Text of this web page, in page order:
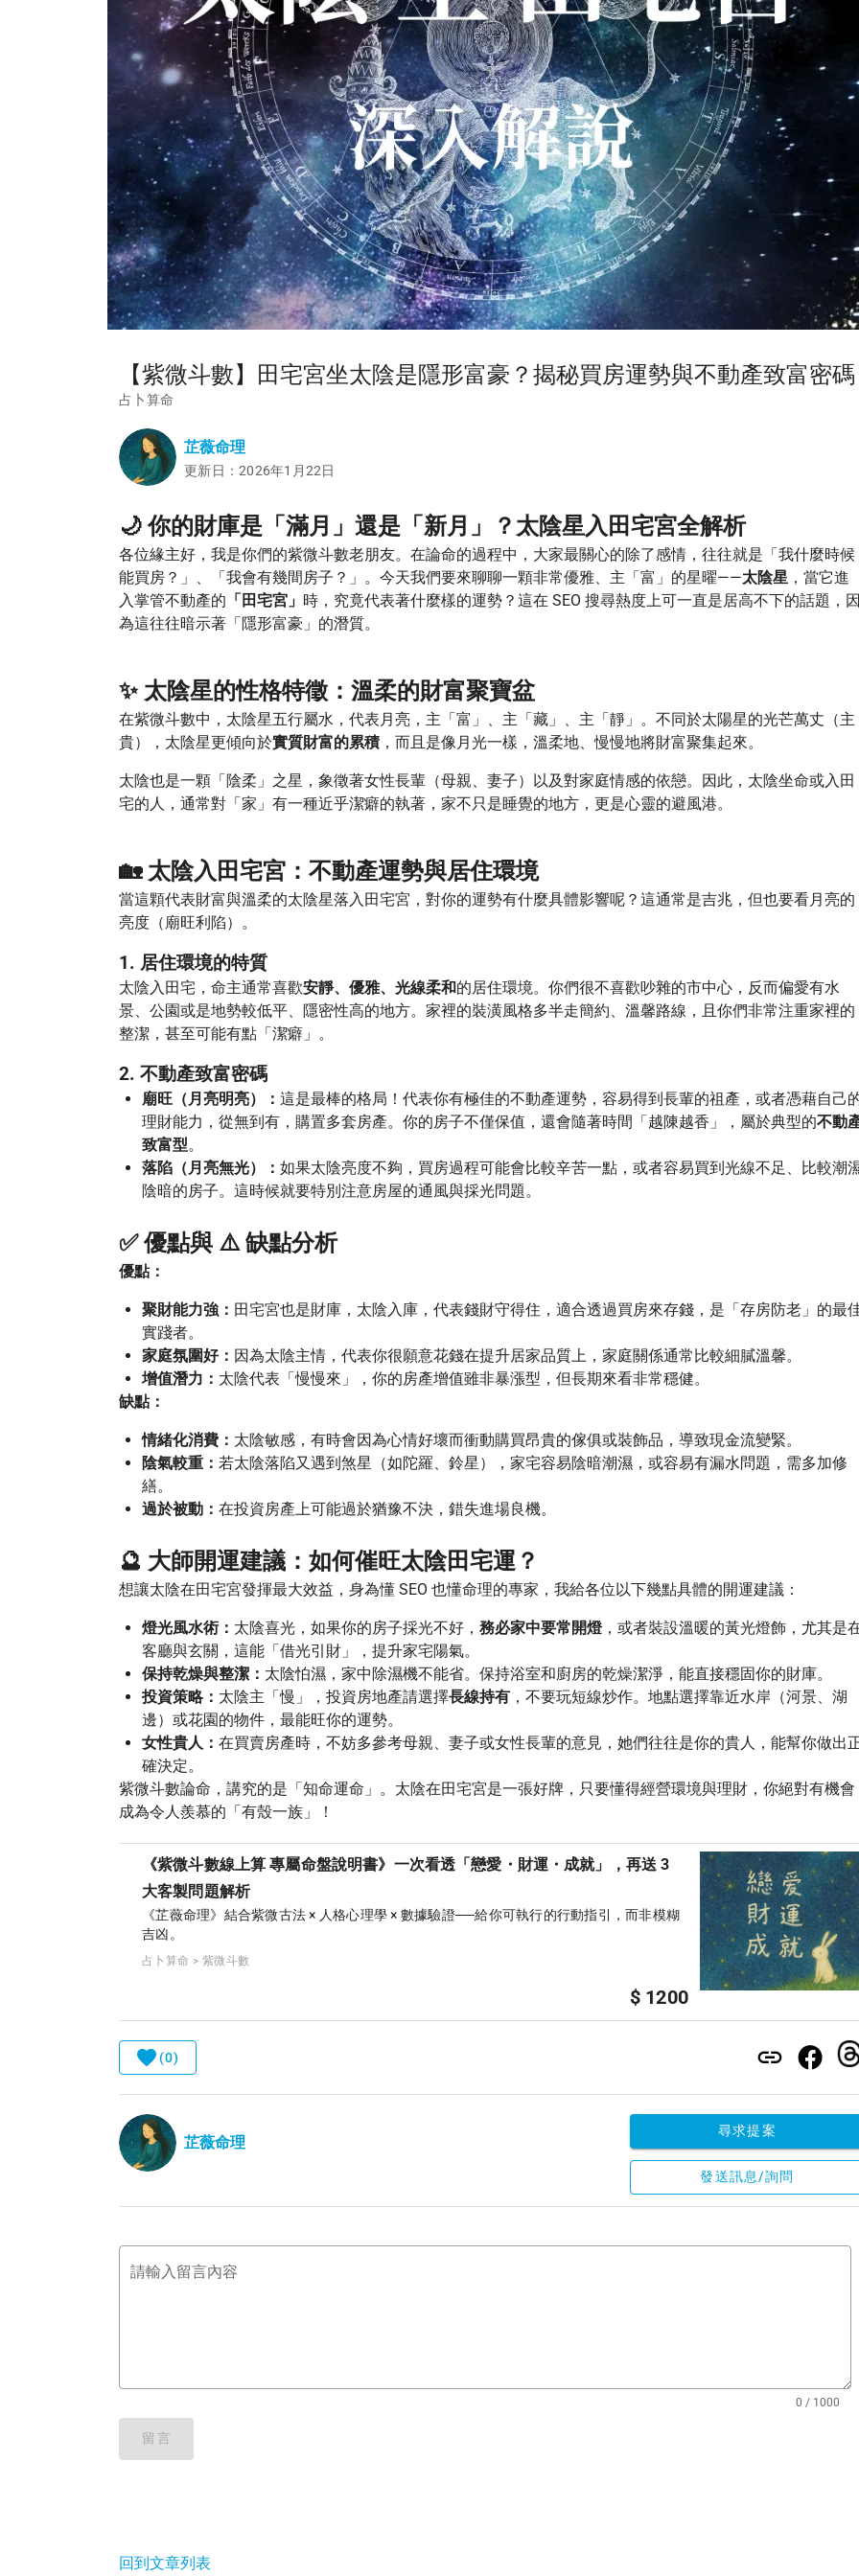
【紫微斗數】田宅宮坐太陰是隱形富豪？揭秘買房運勢與不動產致富密碼
占卜算命
芷薇命理
更新日：2026年1月22日
🌙 你的財庫是「滿月」還是「新月」？太陰星入田宅宮全解析
各位緣主好，我是你們的紫微斗數老朋友。在論命的過程中，大家最關心的除了感情，往往就是「我什麼時候
能買房？」、「我會有幾間房子？」。今天我們要來聊聊一顆非常優雅、主「富」的星曜——太陰星 ，當它進
入掌管不動產的 「田宅宮」 時，究竟代表著什麼樣的運勢？這在 SEO 搜尋熱度上可一直是居高不下的話題，
為這往往暗示著「隱形富豪」的潛質。
✨ 太陰星的性格特徵：溫柔的財富聚寶盆
在紫微斗數中，太陰星五行屬水，代表月亮，主「富」、主「藏」、主「靜」。不同於太陽星的光芒萬丈（主
貴），太陰星更傾向於實質財富的累積 ，而且是像月光一樣，溫柔地、慢慢地將財富聚集起來。
太陰也是一顆「陰柔」之星，象徵著女性長輩（母親、妻子）以及對家庭情感的依戀。因此，太陰坐命或入田
宅的人，通常對「家」有一種近乎潔癖的執著，家不只是睡覺的地方，更是心靈的避風港。
🏡 太陰入田宅宮：不動產運勢與居住環境
當這顆代表財富與溫柔的太陰星落入田宅宮，對你的運勢有什麼具體影響呢？這通常是吉兆，但也要看月亮的
亮度（廟旺利陷）。
1. 居住環境的特質
太陰入田宅，命主通常喜歡安靜、優雅、光線柔和的居住環境。你們很不喜歡吵雜的市中心，反而偏愛有水
景、公園或是地勢較低平、隱密性高的地方。家裡的裝潢風格多半走簡約、溫馨路線，且你們非常注重家裡的
整潔，甚至可能有點「潔癖」。
2. 不動產致富密碼
廟旺（月亮明亮）： 這是最棒的格局！代表你有極佳的不動產運勢，容易得到長輩的祖產，或者憑藉自己
理財能力，從無到有，購置多套房產。你的房子不僅保值，還會隨著時間「越陳越香」，屬於典型的不動
致富型。
落陷（月亮無光）： 如果太陰亮度不夠，買房過程可能會比較辛苦一點，或者容易買到光線不足、比較潮
陰暗的房子。這時候就要特別注意房屋的通風與採光問題。
✅ 優點與 ⚠️ 缺點分析
優點：
聚財能力強： 田宅宮也是財庫，太陰入庫，代表錢財守得住，適合透過買房來存錢，是「存房防老」的最
實踐者。
家庭氛圍好： 因為太陰主情，代表你很願意花錢在提升居家品質上，家庭關係通常比較細膩溫馨。
增值潛力： 太陰代表「慢慢來」，你的房產增值雖非暴漲型，但長期來看非常穩健。
缺點：
情緒化消費： 太陰敏感，有時會因為心情好壞而衝動購買昂貴的傢俱或裝飾品，導致現金流變緊。
陰氣較重： 若太陰落陷又遇到煞星（如陀羅、鈴星），家宅容易陰暗潮濕，或容易有漏水問題，需多加修
繕。
過於被動： 在投資房產上可能過於猶豫不決，錯失進場良機。
🔮 大師開運建議：如何催旺太陰田宅運？
想讓太陰在田宅宮發揮最大效益，身為懂 SEO 也懂命理的專家，我給各位以下幾點具體的開運建議：
燈光風水術： 太陰喜光，如果你的房子採光不好， 務必家中要常開燈，或者裝設溫暖的黃光燈飾，尤其是
客廳與玄關，這能「借光引財」，提升家宅陽氣。
保持乾燥與整潔： 太陰怕濕，家中除濕機不能省。保持浴室和廚房的乾燥潔淨，能直接穩固你的財庫。
投資策略： 太陰主「慢」，投資房地產請選擇長線持有 ，不要玩短線炒作。地點選擇靠近水岸（河景、湖
邊）或花園的物件，最能旺你的運勢。
女性貴人： 在買賣房產時，不妨多參考母親、妻子或女性長輩的意見，她們往往是你的貴人，能幫你做出
確決定。
紫微斗數論命，講究的是「知命運命」。太陰在田宅宮是一張好牌，只要懂得經營環境與理財，你絕對有機會
成為令人羨慕的「有殼一族」！
《紫微斗數線上算 專屬命盤說明書》一次看透「戀愛・財運・成就」，再送 3
大客製問題解析
《芷薇命理》結合紫微古法 × 人格心理學 × 數據驗證──給你可執行的行動指引，而非模糊
吉凶。
占卜算命 > 紫微斗數
$ 1200
(0)
芷薇命理
尋求提案
發送訊息/詢問
請輸入留言內容
0 / 1000
留言
回到文章列表